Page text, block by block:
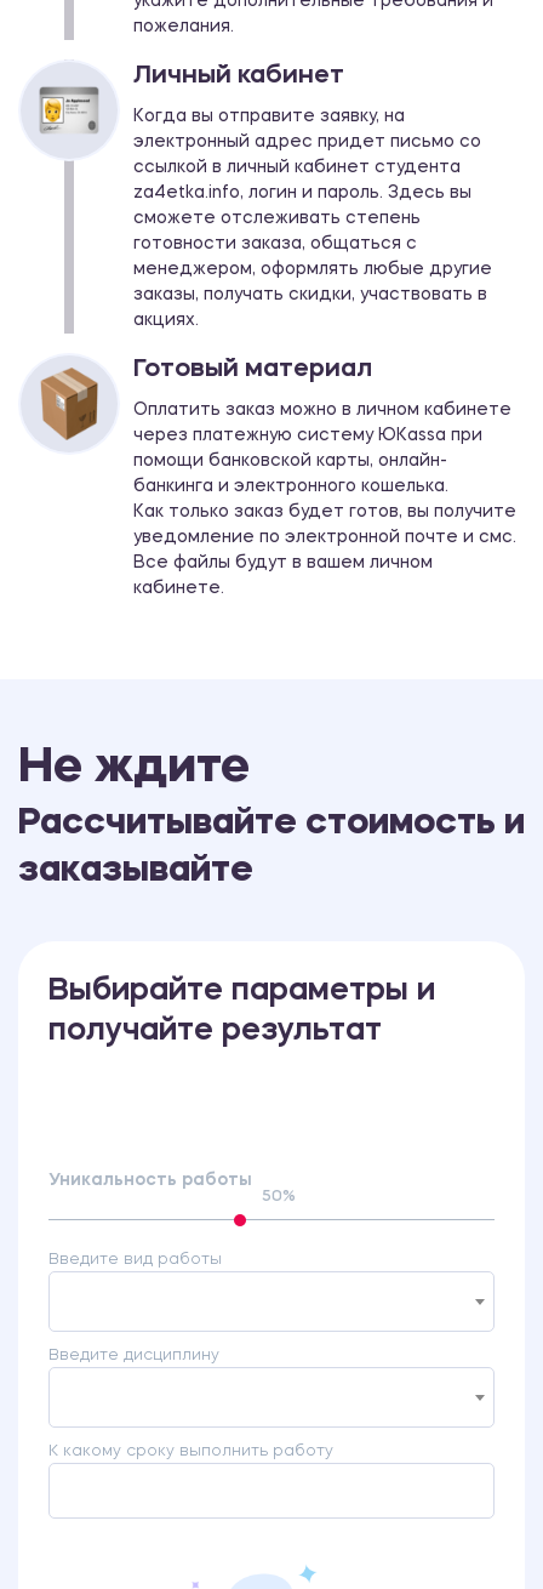
пожелания.
Личный кабинет
Когда вы отправите заявку, на
электронный адрес придет письмо со
ссылкой в личный кабинет студента
za4etka.info, логин и пароль. Здесь вы
сможете отслеживать степень
готовности заказа, общаться с
менеджером, оформлять любые другие
заказы, получать скидки, участвовать в
акциях.
Готовый материал
Оплатить заказ можно в личном кабинете
через платежную систему ЮKassа при
помощи банковской карты, онлайн-
банкинга и электронного кошелька.
Как только заказ будет готов, вы получите
уведомление по электронной почте и смс.
Все файлы будут в вашем личном
кабинете.
Не ждите
Рассчитывайте стоимость и
заказывайте
Выбирайте параметры и
получайте результат
Уникальность работы
50%
Введите вид работы
Введите дисциплину
К какому сроку выполнить работу